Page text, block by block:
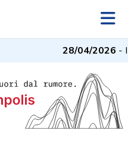
28/04/2026- I